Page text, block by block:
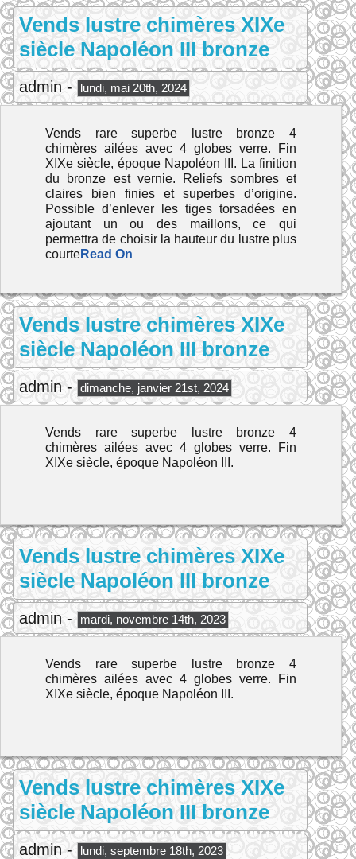
Vends lustre chimères XIXe
siècle Napoléon III bronze
admin - lundi, mai 20th, 2024
Vends rare superbe lustre bronze 4
chimères ailées avec 4 globes verre. Fin
XIXe siècle, époque Napoléon III. La finition
du bronze est vernie. Reliefs sombres et
claires bien finies et superbes d’origine.
Possible d’enlever les tiges torsadées en
ajoutant un ou des maillons, ce qui
permettra de choisir la hauteur du lustre plus
courteRead On
Vends lustre chimères XIXe
siècle Napoléon III bronze
admin - dimanche, janvier 21st, 2024
Vends rare superbe lustre bronze 4
chimères ailées avec 4 globes verre. Fin
XIXe siècle, époque Napoléon III.
Vends lustre chimères XIXe
siècle Napoléon III bronze
admin - mardi, novembre 14th, 2023
Vends rare superbe lustre bronze 4
chimères ailées avec 4 globes verre. Fin
XIXe siècle, époque Napoléon III.
Vends lustre chimères XIXe
siècle Napoléon III bronze
admin - lundi, septembre 18th, 2023